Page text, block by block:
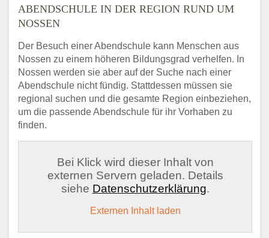
ABENDSCHULE IN DER REGION RUND UM
NOSSEN
Der Besuch einer Abendschule kann Menschen aus
Nossen zu einem höheren Bildungsgrad verhelfen. In
Nossen werden sie aber auf der Suche nach einer
Abendschule nicht fündig. Stattdessen müssen sie
regional suchen und die gesamte Region einbeziehen,
um die passende Abendschule für ihr Vorhaben zu
finden.
Bei Klick wird dieser Inhalt von
externen Servern geladen. Details
siehe Datenschutzerklärung.
Externen Inhalt laden